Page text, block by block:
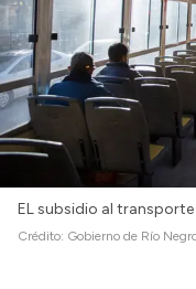
EL subsidio al
Crédito: Gobierno de Río